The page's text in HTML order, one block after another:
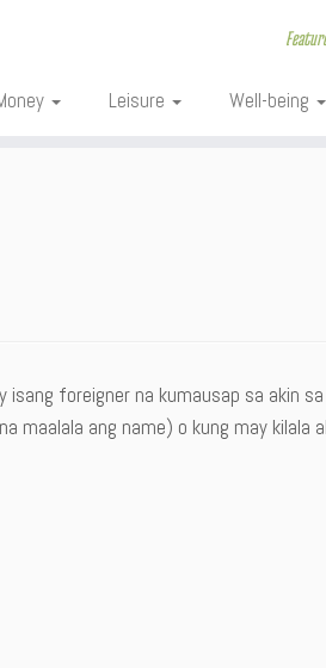
Leisure Well-being
isang foreigner na kumausap sa akin sa
maalala ang name) o kung may kilala